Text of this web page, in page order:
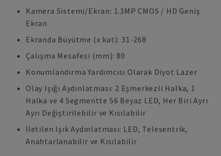
Kamera Sistemi/Ekran: 1.3MP CMOS / HD Geniş
Ekran
Ekranda Büyütme (x kat): 31-268
Çalışma Mesafesi (mm): 80
Konumlandırma Yardımcısı Olarak Diyot Lazer
Olay Işığı Aydınlatması: 2 Eşmerkezli Halka, 1
Halka ve 4 Segmentte 56 Beyaz LED, Her Biri Ayrı
Ayrı Değiştirilebilir ve Kısılabilir
İletilen Işık Aydınlatması: LED, Telesentrik,
Anahtarlanabilir ve Kısılabilir